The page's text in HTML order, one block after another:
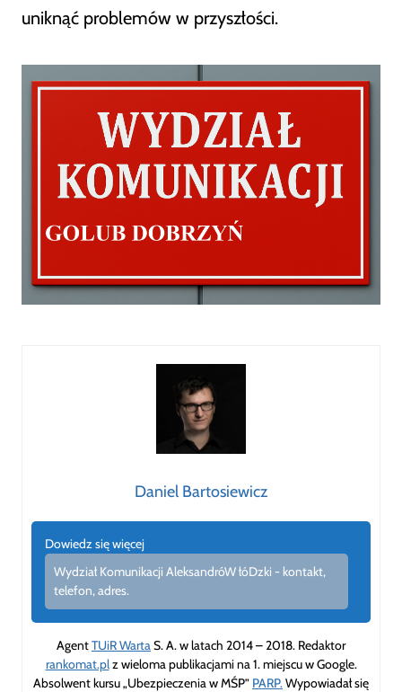
uniknąć problemów w przyszłości.
Daniel Bartosiewicz
Dowiedz się więcej
Wydział Komunikacji AleksandróW łóDzki - kontakt,
telefon, adres.
AgentTUiR WartaS. A. w latach 2014 – 2018. Redaktor
rankomat.plz wieloma publikacjami na 1. miejscu w Google.
Absolwent kursu „Ubezpieczenia w MŚP” PARP.Wypowiadał się